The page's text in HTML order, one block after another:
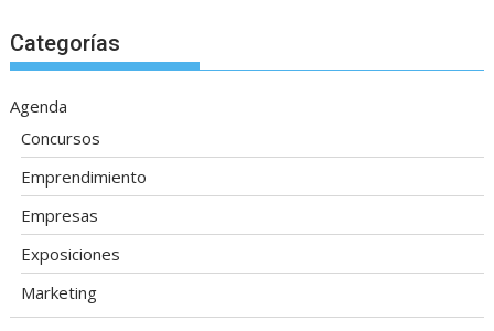
Categorías
Agenda
Concursos
Emprendimiento
Empresas
Exposiciones
Marketing